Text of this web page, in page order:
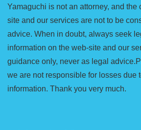
Yamaguchi is not an attorney, and the
site and our services are not to be
advice. When in doubt, always seek
information on the web-site and our
guidance only, never as legal
we are not responsible for losses due
information. Thank you very much.